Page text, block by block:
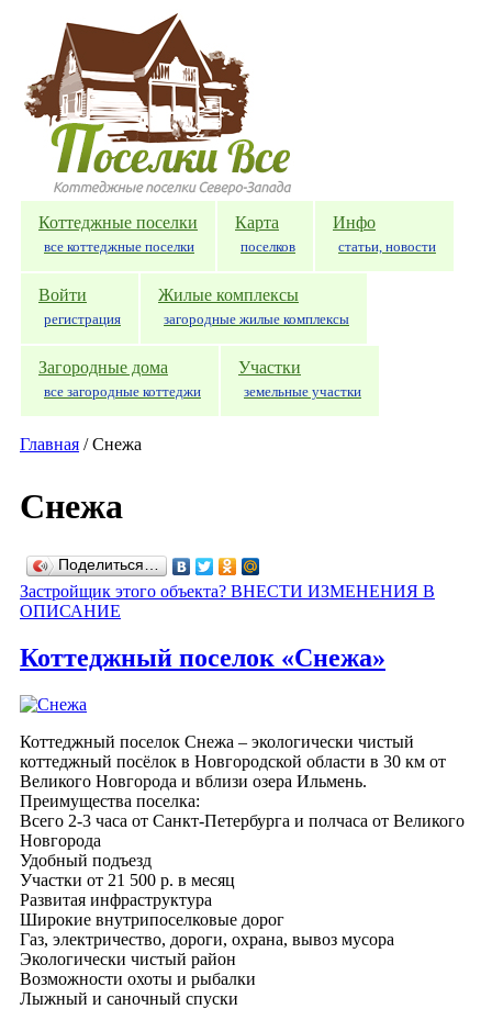
Перейти к основному содержанию
Коттеджные поселки
все коттеджные поселки
Карта
поселков
Инфо
статьи, новости
Войти
регистрация
Жилые комплексы
загородные жилые комплексы
Загородные дома
все загородные коттеджи
Участки
земельные участки
Главная /Снежа
Снежа
Поделиться…
Застройщик этого объекта? ВНЕСТИ ИЗМЕНЕНИЯ В
ОПИСАНИЕ
Коттеджный поселок «Снежа»
Коттеджный поселок Снежа – экологически чистый
коттеджный посёлок в Новгородской области в 30 км от
Великого Новгорода и вблизи озера Ильмень.
Преимущества поселка:
Всего 2-3 часа от Санкт-Петербурга и полчаса от Великого
Новгорода
Удобный подъезд
Участки от 21 500 р. в месяц
Развитая инфраструктура
Широкие внутрипоселковые дорог
Газ, электричество, дороги, охрана, вывоз мусора
Экологически чистый район
Возможности охоты и рыбалки
Лыжный и саночный спуски